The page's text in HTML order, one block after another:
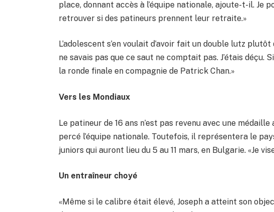
place, donnant accès à l’équipe nationale, ajoute-t-il. Je
retrouver si des patineurs prennent leur retraite.»
L’adolescent s’en voulait d’avoir fait un double lutz
ne savais pas que ce saut ne comptait pas. J’étais déçu.
la ronde finale en compagnie de Patrick Chan.»
Vers les Mondiaux
Le patineur de 16 ans n’est pas revenu avec une
percé l’équipe nationale. Toutefois, il représentera le
juniors qui auront lieu du 5 au 11 mars, en Bulgarie. «Je
Un entraîneur choyé
«Même si le calibre était élevé, Joseph a atteint son